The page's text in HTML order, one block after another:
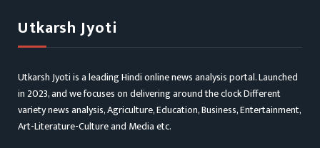
Utkarsh Jyoti
Utkarsh Jyoti is a leading Hindi online news analysis portal. Launched
in 2023, and we focuses on delivering around the clock Different
variety news analysis, Agriculture, Education, Business, Entertainment,
Art-Literature-Culture and Media etc.